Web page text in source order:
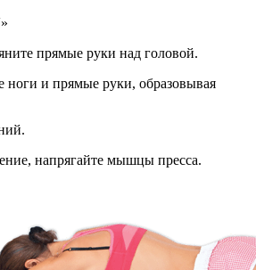
прямые руки над головой.
и прямые руки, образовывая
напрягайте мышцы пресса.